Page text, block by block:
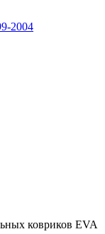
2004
ковриков EVA